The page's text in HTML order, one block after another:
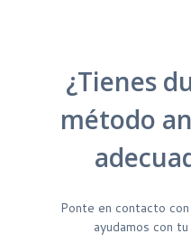
¿Tienes
método
Ponte en contacto
ayudamos con